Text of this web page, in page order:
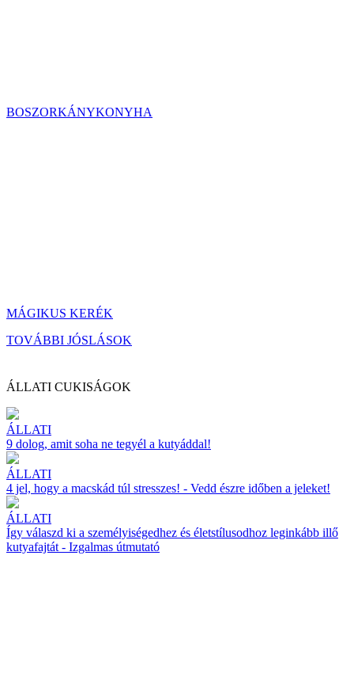
BOSZORKÁNYKONYHA
MÁGIKUS KERÉK
TOVÁBBI JÓSLÁSOK
ÁLLATI CUKISÁGOK
ÁLLATI
9 dolog, amit soha ne tegyél a kutyáddal!
ÁLLATI
4 jel, hogy a macskád túl stresszes! - Vedd észre időben a jeleket!
ÁLLATI
Így válaszd ki a személyiségedhez és életstílusodhoz leginkább illő
kutyafajtát - Izgalmas útmutató